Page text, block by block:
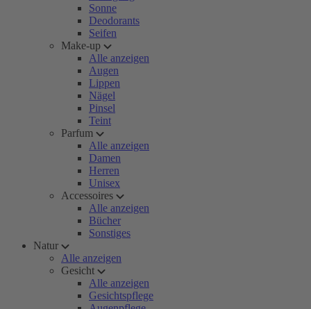
Sonne
Deodorants
Seifen
Make-up
Alle anzeigen
Augen
Lippen
Nägel
Pinsel
Teint
Parfum
Alle anzeigen
Damen
Herren
Unisex
Accessoires
Alle anzeigen
Bücher
Sonstiges
Natur
Alle anzeigen
Gesicht
Alle anzeigen
Gesichtspflege